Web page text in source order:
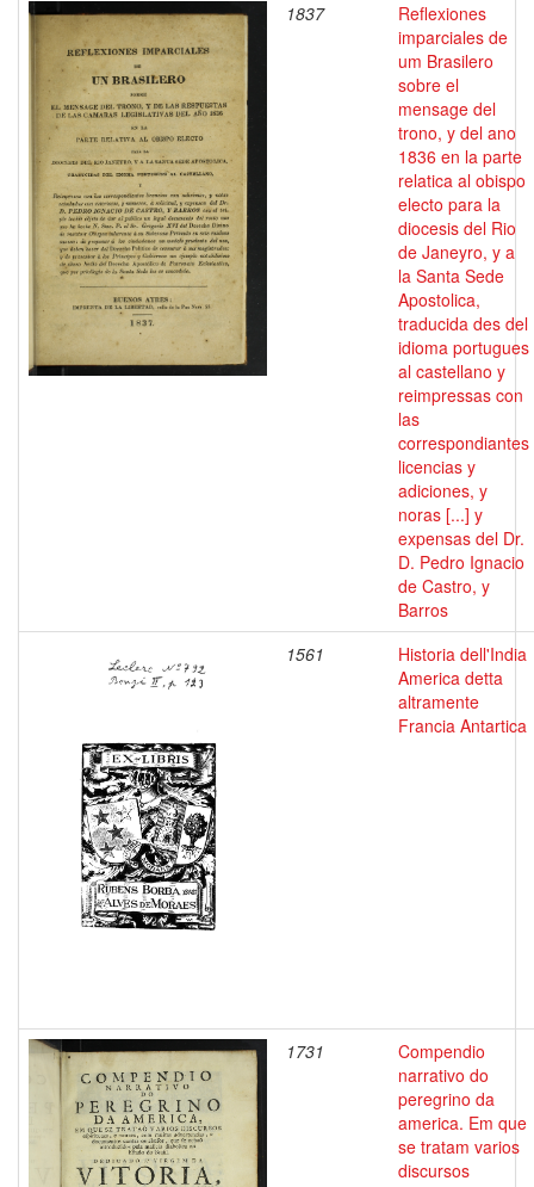
1837
Reflexiones
imparciales de
um Brasilero
sobre el
mensage del
trono, y del ano
1836 en la parte
relatica al obispo
electo para la
diocesis del Rio
de Janeyro, y a
la Santa Sede
Apostolica,
traducida des del
idioma portugues
al castellano y
reimpressas con
las
correspondiantes
licencias y
adiciones, y
noras [...] y
expensas del Dr.
D. Pedro Ignacio
de Castro, y
Barros
1561
Historia dell'India
America detta
altramente
Francia Antartica
1731
Compendio
narrativo do
peregrino da
america. Em que
se tratam varios
discursos